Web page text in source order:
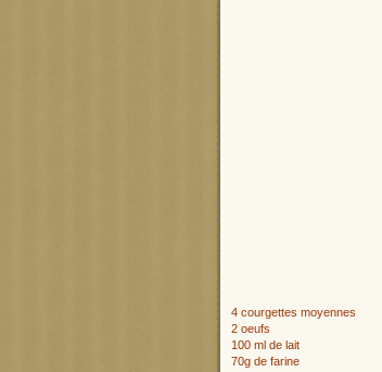
4 courgettes moyennes
2 oeufs
100 ml de lait
70g de farine